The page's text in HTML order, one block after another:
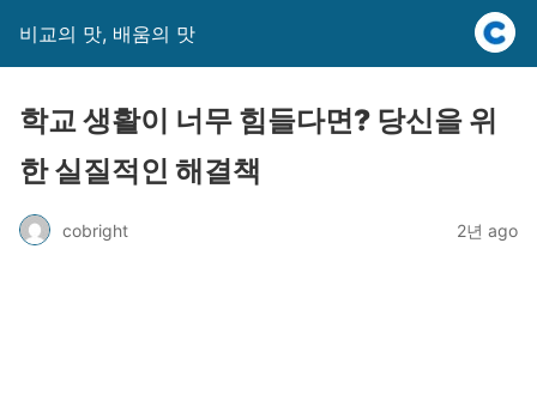
비교의 맛, 배움의 맛
학교 생활이 너무 힘들다면? 당신을 위
한 실질적인 해결책
cobright 2년 ago